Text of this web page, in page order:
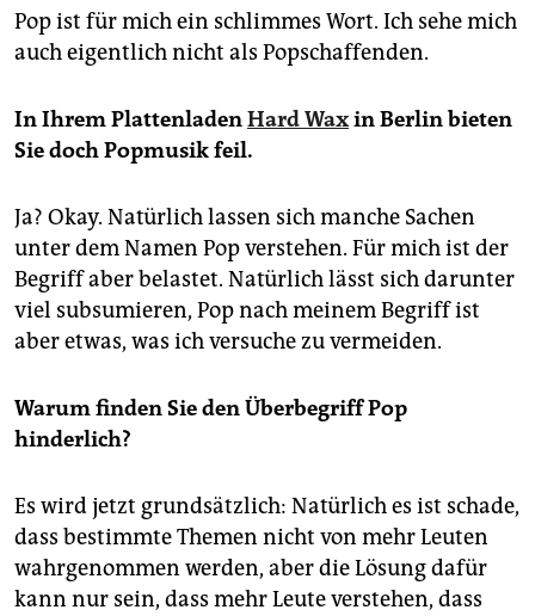
Pop ist für mich ein schlimmes Wort. Ich sehe mich
auch eigentlich nicht als Popschaffenden.
In Ihrem PlattenladenHard Waxin Berlin bieten
Sie doch Popmusik feil.
Ja? Okay. Natürlich lassen sich manche Sachen
unter dem Namen Pop verstehen. Für mich ist der
Begriff aber belastet. Natürlich lässt sich darunter
viel subsumieren, Pop nach meinem Begriff ist
aber etwas, was ich versuche zu vermeiden.
Warum finden Sie den Überbegriff Pop
hinderlich?
Es wird jetzt grundsätzlich: Natürlich es ist schade,
dass bestimmte Themen nicht von mehr Leuten
wahrgenommen werden, aber die Lösung dafür
kann nur sein, dass mehr Leute verstehen, dass